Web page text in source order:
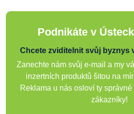
Podnikáte v
Chcete zviditelnit svůj byznys
Zanechte nám svůj e-mail a my
inzertních produktů šitou na
Reklama u nás osloví ty
zákazníky!